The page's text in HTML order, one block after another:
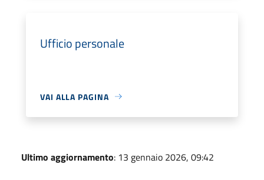
Ufficio personale
VAI ALLA PAGINA
Ultimo aggiornamento: 13 gennaio 2026, 09:42